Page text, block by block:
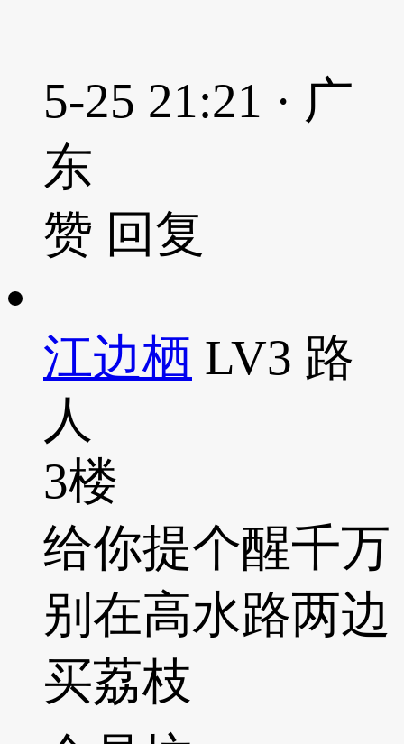
5-25 21:21 · 广
东
赞 回复
江边栖 LV3 路
人
3楼
给你提个醒千万
别在高水路两边
买荔枝